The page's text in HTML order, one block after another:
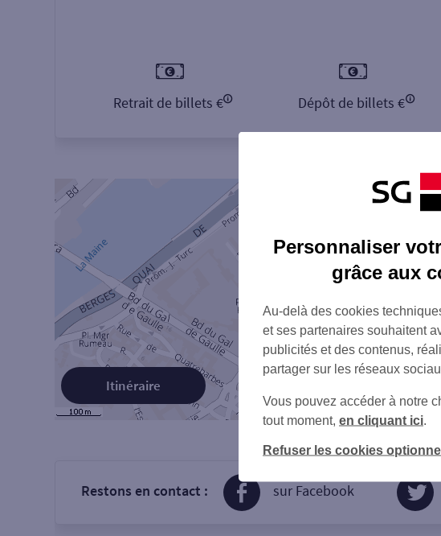
Retrait de billets € Dépôt de billets €
Itinéraire
Restons en contact : sur Facebook
Personnaliser
grâce aux
Au-delà des cookies
et ses partenaires souhaitent
publicités et des contenus,
partager sur les réseaux
Vous pouvez accéder à notre
tout moment, en cliquant ici
Refuser les cookies